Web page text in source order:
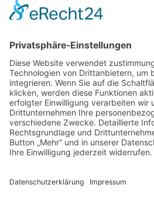
Wir freuen uns auf Sie:
Landfleischerei & Catering Karl Herzog
Leutersdorfer Str. 6
02794 Spitzkunnersdorf
Tel.: 03586 / 38 62 96
Fax: 03586 / 78 93 32
Startseite
Onlineshop